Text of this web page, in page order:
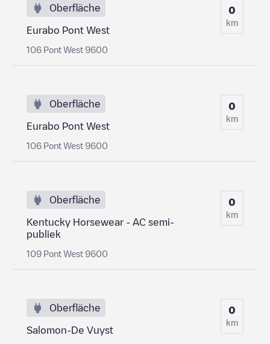
Oberfläche
Eurabo Pont West
106 Pont West 9600
0
km
Oberfläche
Eurabo Pont West
106 Pont West 9600
0
km
Oberfläche
Kentucky Horsewear - AC semi-
publiek
109 Pont West 9600
0
km
Oberfläche
Salomon-De Vuyst
0
km